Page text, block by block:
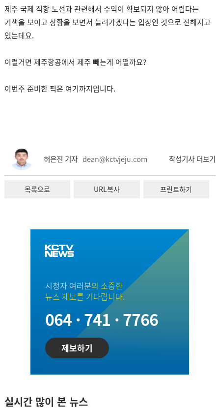
제주 국제 직항 노선과 관련해서 수익이 확보되지 않아 어렵다는
기색을 보이고 상황을 보면서 늘려가겠다는 입장인 것으로 전해지고
있는데요.
이럴거면 제주항공에서 제주 빼는게 어떨까요?
이번주 준비한 픽은 여기까지입니다.
허은진 기자 dean@kctvjeju.com 작성기사 더보기
목록으로 URL복사 프린트하기
시청자 여러분의 소중한
뉴스 제보를 기다립니다.
064 · 741 · 7766
제보하기
실시간 많이 본 뉴스